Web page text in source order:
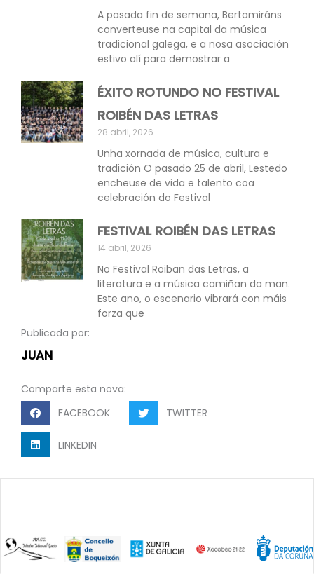
Publicada por:
JUAN
Comparte esta nova:
FACEBOOK
TWITTER
LINKEDIN
A pasada fin de semana, Bertamiráns
converteuse na capital da música
tradicional galega, e a nosa asociación
estivo alí para demostrar a
ÉXITO ROTUNDO NO FESTIVAL
ROIBÉN DAS LETRAS
28 abril, 2026
Unha xornada de música, cultura e
tradición O pasado 25 de abril, Lestedo
encheuse de vida e talento coa
celebración do Festival
FESTIVAL ROIBÉN DAS LETRAS
14 abril, 2026
No Festival Roiban das Letras, a
literatura e a música camiñan da man.
Este ano, o escenario vibrará con máis
forza que